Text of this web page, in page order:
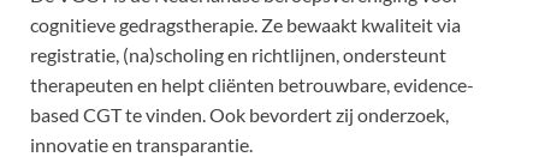
cognitieve gedragstherapie. Ze bewaakt kwaliteit via
registratie, (na)scholing en richtlijnen, ondersteunt
therapeuten en helpt cliënten betrouwbare, evidence-
based CGT te vinden. Ook bevordert zij onderzoek,
innovatie en transparantie.